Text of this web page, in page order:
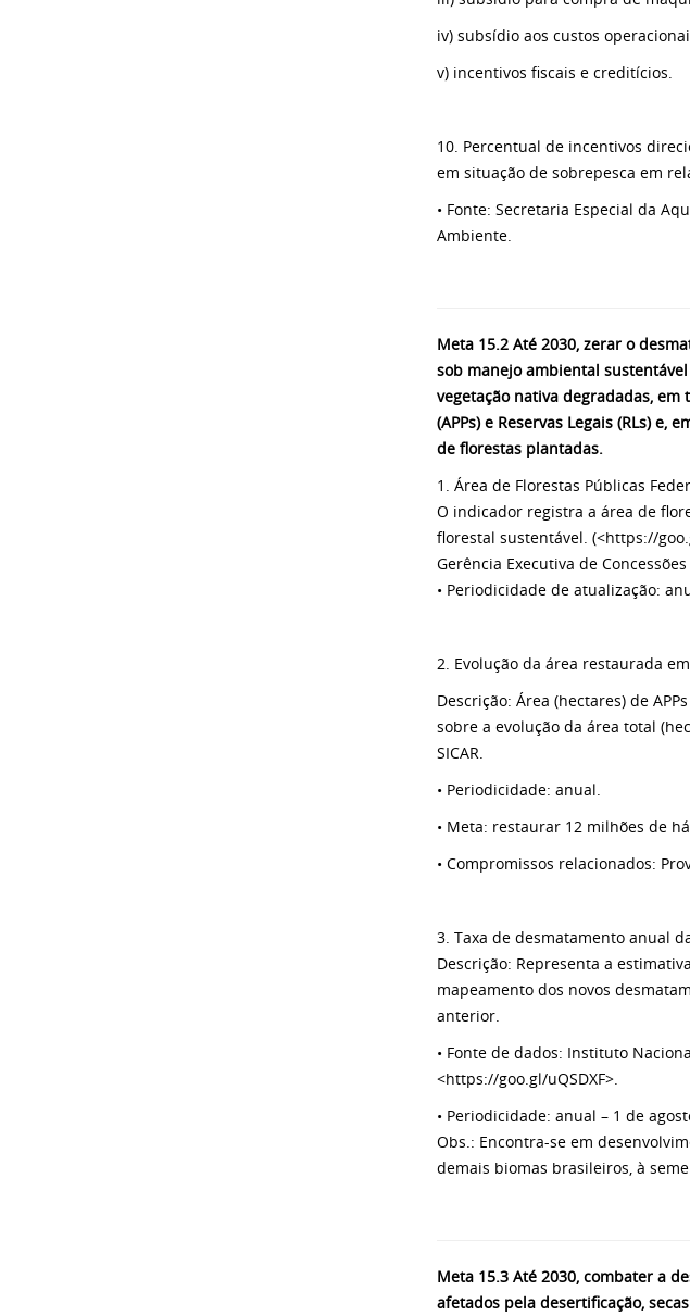
iv) subsídio aos custos
v) incentivos fiscais e creditícios.
10. Percentual de incentivos
em situação de sobrepesca em
• Fonte: Secretaria Especial da
Ambiente.
Meta 15.2 Até 2030, zerar o
sob manejo ambiental
vegetação nativa degradadas,
(APPs) e Reservas Legais (RLs)
de florestas plantadas.
1. Área de Florestas Públicas
O indicador registra a área de
florestal sustentável. (<https://
Gerência Executiva de
• Periodicidade de atualização:
2. Evolução da área restaurada em
Descrição: Área (hectares) de
sobre a evolução da área total
SICAR.
• Periodicidade: anual.
• Meta: restaurar 12 milhões de
• Compromissos relacionados:
3. Taxa de desmatamento anual
Descrição: Representa a
mapeamento dos novos
anterior.
• Fonte de dados: Instituto
<https://goo.gl/uQSDXF>.
• Periodicidade: anual – 1 de
Obs.: Encontra-se em
demais biomas brasileiros, à
Meta 15.3 Até 2030, combater a
afetados pela desertificação,